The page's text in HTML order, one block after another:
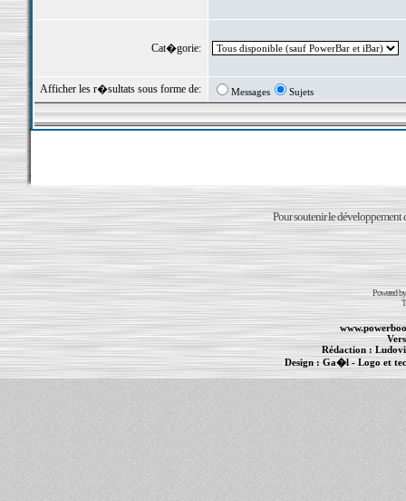
Cat�gorie:
Afficher les r�sultats sous forme de: Messages Sujets
Pour soutenir le développement
Powered
Rédaction :
Design : Ga�l- Logo et